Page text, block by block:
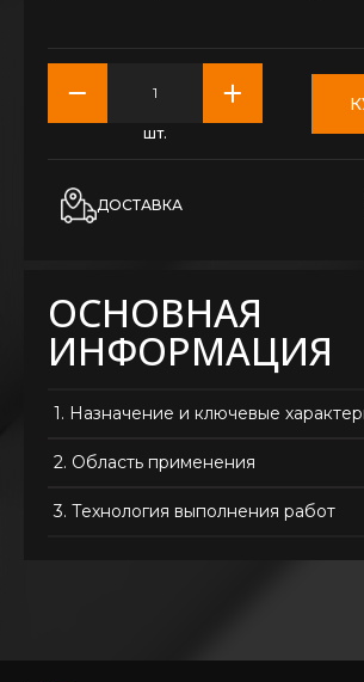
шт.
ДОСТАВКА
ОСНОВНАЯ
ИНФОРМАЦИЯ
1. Назначение и ключевые
2. Область применения
3. Технология выполнения работ